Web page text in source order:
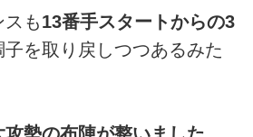
も13番手スタートからの3
子を取り戻しつつあるみた